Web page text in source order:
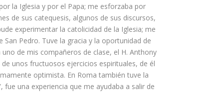
la Iglesia y por el Papa; me esforzaba por
de sus catequesis, algunos de sus discursos,
experimentar la catolicidad de la Iglesia; me
San Pedro. Tuve la gracia y la oportunidad de
de mis compañeros de clase, el H. Anthony
unos fructuosos ejercicios espirituales, de él
optimista. En Roma también tuve la
, fue una experiencia que me ayudaba a salir de